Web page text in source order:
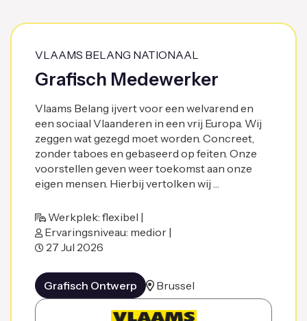
VLAAMS BELANG NATIONAAL
Grafisch Medewerker
Vlaams Belang ijvert voor een welvarend en
een sociaal Vlaanderen in een vrij Europa. Wij
zeggen wat gezegd moet worden. Concreet,
zonder taboes en gebaseerd op feiten. Onze
voorstellen geven weer toekomst aan onze
eigen mensen. Hierbij vertolken wij …
Werkplek: flexibel |
Ervaringsniveau: medior |
27 Jul 2026
Grafisch Ontwerp Brussel